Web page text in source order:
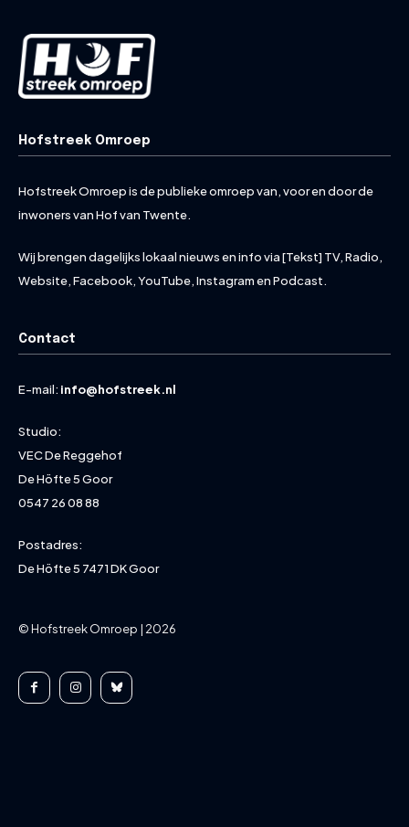
Hofstreek Omroep
Hofstreek Omroep is de publieke omroep van, voor en door de
inwoners van Hof van Twente.
Wij brengen dagelijks lokaal nieuws en info via [Tekst] TV, Radio,
Website, Facebook, YouTube, Instagram en Podcast.
Contact
E-mail: info@hofstreek.nl
Studio:
VEC De Reggehof
De Höfte 5 Goor
0547 26 08 88
Postadres:
De Höfte 5 7471 DK Goor
© Hofstreek Omroep | 2026